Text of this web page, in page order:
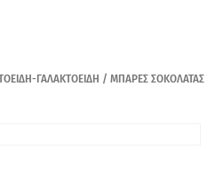
ΓΑΛΑΚΤΟΕΙΔΗ /ΜΠΑΡΕΣ ΣΟΚΟΛΑΤΑΣ